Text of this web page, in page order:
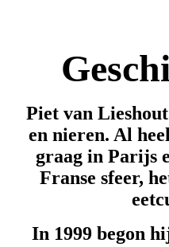
Piet van
en nieren. Al
graag in Parijs
Franse sfeer,
In 1999 begon